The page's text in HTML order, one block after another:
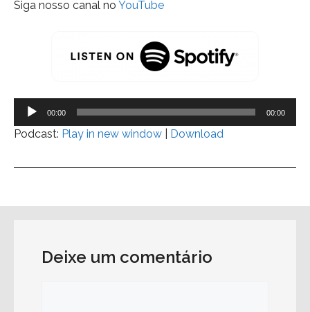
Siga nosso canal no YouTube
Tocador
áudio
00:00 00:00
Podcast: Play in new window Download
Deixe um comentário